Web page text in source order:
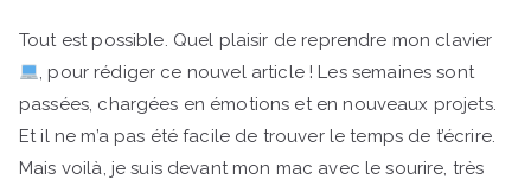
Tout est possible. Quel plaisir de reprendre mon clavier
, pour rédiger ce nouvel article ! Les semaines sont
passées, chargées en émotions et en nouveaux projets.
Et il ne m’a pas été facile de trouver le temps de t’écrire.
Mais voilà, je suis devant mon mac avec le sourire, très